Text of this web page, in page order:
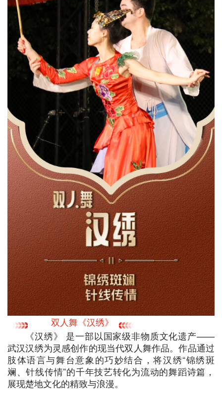
双人舞《汉绣》
《汉绣》 是一部以国家级非物质文化遗产——
武汉汉绣为灵感创作的现当代双人舞作品。作品通过
肢体语言与舞台意象的巧妙结合，将汉绣“锦绣斑
斓、针线传情”的千年技艺转化为流动的舞蹈诗篇，
展现楚地文化的精致与浪漫。